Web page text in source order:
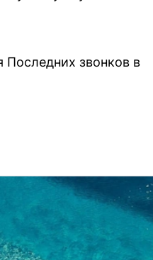
Последних звонков в